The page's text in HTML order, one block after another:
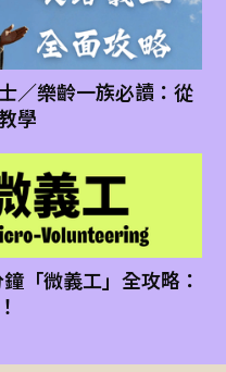
／樂齡一族必讀：從
學
「微義工」全攻略：